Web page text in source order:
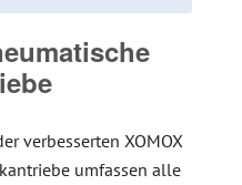
verbesserten XOMOX
umfassen alle